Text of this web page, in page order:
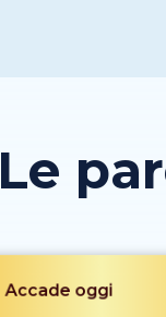
Le
Accade oggi